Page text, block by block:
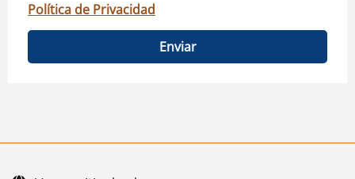
Política de Privacidad
Enviar